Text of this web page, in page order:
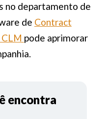
no departamento de
de Contract
pode aprimorar
encontra